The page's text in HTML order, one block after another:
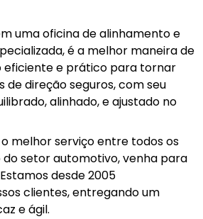
uma oficina de alinhamento e
é a melhor maneira de
eficiente e prático para tornar
de direção seguros, com seu
alinhado, e ajustado no
melhor serviço entre todos os
setor automotivo, venha para
desde 2005
clientes, entregando um
e ágil.